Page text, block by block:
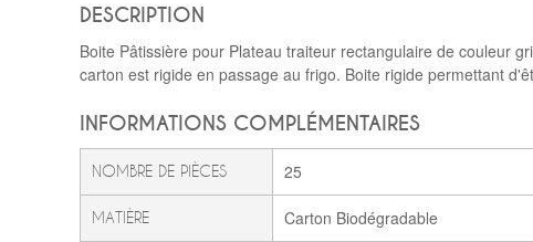
DESCRIPTION
Boite Pâtissière pour Plateau traiteur rectangulaire de couleur
carton est rigide en passage au frigo. Boite rigide permettant
INFORMATIONS COMPLÉMENTAIRES
NOMBRE DE PIÈCES 25
MATIÈRE Carton Biodégradable